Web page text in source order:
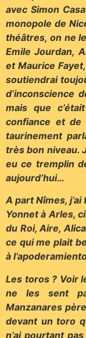
avec Simon
monopole de
théâtres, on ne
Emile Jourdan,
et Maurice
soutiendrai
d’inconscience
mais que
confiance et de
taurinement
très bon niveau.
eu ce tremplin
aujourd’hui…
A part Nîmes,
Yonnet à Arles,
du Roi, Aire,
ce qui me plait
à
Les toros ? Voir
ne les sent
Manzanares
devant un toro
n’ai pourtant